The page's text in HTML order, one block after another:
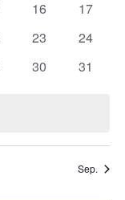
0
16
0
17
0
23
0
24
0
30
0
31
Sep.